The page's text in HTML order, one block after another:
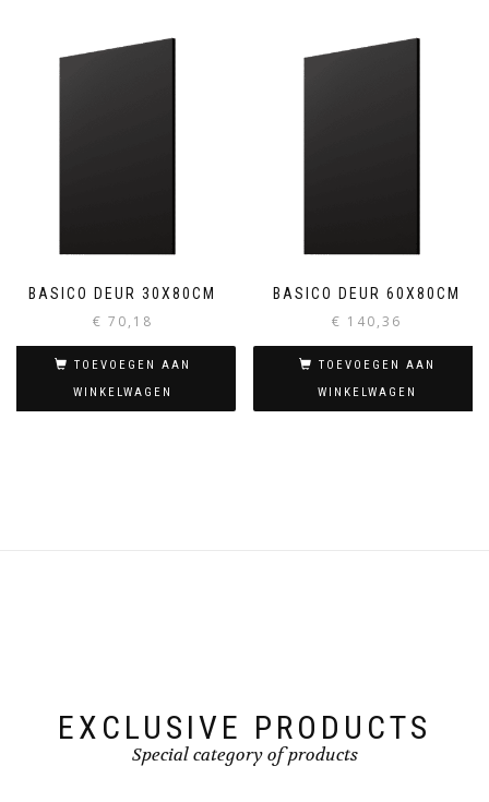
BASICO DEUR 30X80CM
€ 70,18
TOEVOEGEN AAN
WINKELWAGEN
BASICO DEUR 60X80CM
€ 140,36
TOEVOEGEN AAN
WINKELWAGEN
EXCLUSIVE PRODUCTS
Special category of products